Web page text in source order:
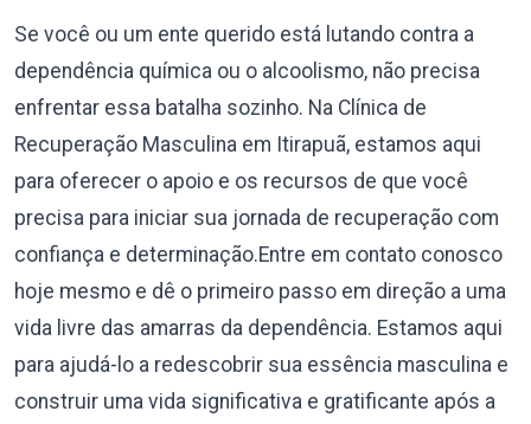
Se você ou um ente querido está lutando contra a
dependência química ou o alcoolismo, não precisa
enfrentar essa batalha sozinho. Na Clínica de
Recuperação Masculina em Itirapuã, estamos aqui
para oferecer o apoio e os recursos de que você
precisa para iniciar sua jornada de recuperação com
confiança e determinação.Entre em contato conosco
hoje mesmo e dê o primeiro passo em direção a uma
vida livre das amarras da dependência. Estamos aqui
para ajudá-lo a redescobrir sua essência masculina e
construir uma vida significativa e gratificante após a